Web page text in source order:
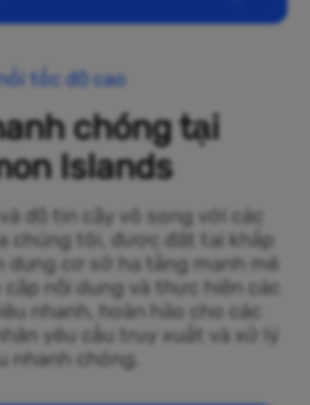
tốc độ cao
chóng tại
Islands
độ tin cậy vô song với các
chúng tôi, được đặt tại khắp
dụng cơ sở hạ tầng mạnh mẽ
nội dung và thực hiện các
nhanh, hoàn hảo cho các
yêu cầu truy xuất và xử lý
nhanh chóng.